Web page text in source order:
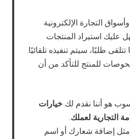
التجارة الإلكترونية
عليك استيراد المنتجات
طلبًا، سيتم تنفيذه تلقائيًا.
للمنتج للتأكد من أن
هو أننا نقدم لك خيارات
التجارية لعملك.
مثل إضافة شعارك أو اسم